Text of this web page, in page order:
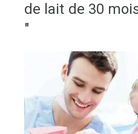
de lait de 30
"